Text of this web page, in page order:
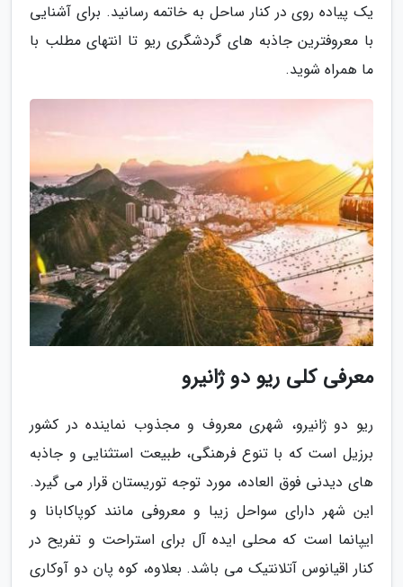
یک پیاده روی در کنار ساحل به خاتمه رسانید. برای آشنایی
با معروفترین جاذبه های گردشگری ریو تا انتهای مطلب با
ما همراه شوید.
معرفی کلی ریو دو ژانیرو
ریو دو ژانیرو، شهری معروف و مجذوب نماینده در کشور
برزیل است که با تنوع فرهنگی، طبیعت استثنایی و جاذبه
های دیدنی فوق العاده، مورد توجه توریستان قرار می گیرد.
این شهر دارای سواحل زیبا و معروفی مانند کوپاکابانا و
ایپانما است که محلی ایده آل برای استراحت و تفریح در
کنار اقیانوس آتلانتیک می باشد. بعلاوه، کوه پان دو آوکاری